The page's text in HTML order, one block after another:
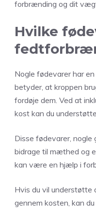
forbrænding og dit
Hvilke
Nogle fødevarer har
betyder, at kroppen
fordøje dem. Ved at
kost kan du
Disse fødevarer, nogle
bidrage til mæthed og
kan være en hjælp i
Hvis du vil
gennem kosten, kan